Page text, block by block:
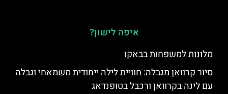
איפה לישון?
מלונות למשפחות בבאקו
סיור קרוואן מגבלה: חוויית לילה ייחודית משמאחי וגבלה
עם לינה בקרוואן ורכבל בטופנדאג